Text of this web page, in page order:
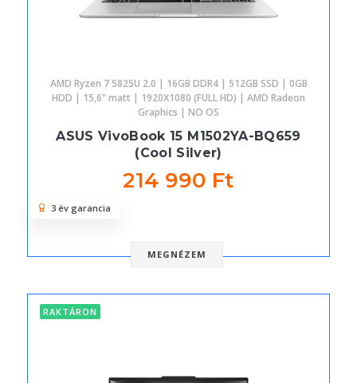
AMD Ryzen 7 5825U 2.0 | 16GB DDR4 | 512GB SSD | 0GB
HDD | 15,6" matt | 1920X1080 (FULL HD) | AMD Radeon
Graphics | NO OS
ASUS VivoBook 15 M1502YA-BQ659
(Cool Silver)
214 990 Ft
MEGNÉZEM
3 év garancia
RAKTÁRON